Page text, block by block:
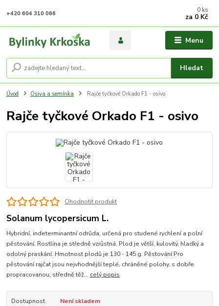
Menu
Hledat
+420 604 310 066 0 ks
za 0 Kč
Úvod Osiva a semínka Rajče tyčkové Orkado F1 - osivo
Rajče tyčkové Orkado F1 - osivo
Ohodnotit produkt
Solanum lycopersicum L.
Hybridní, indeterminantní odrůda, určená pro studené rychlení a polní
pěstování. Rostlina je středně vzrůstná. Plod je větší, kulovitý, hladký a
odolný praskání. Hmotnost plodů je 130 - 145 g. Pěstování:Pro
pěstování rajčat jsou nejvhodnější teplé, chráněné polohy, s dobře
propracovanou, středně těž... celý popis
Dostupnost Není skladem